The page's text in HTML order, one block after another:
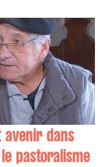
avenir dans
pastoralisme